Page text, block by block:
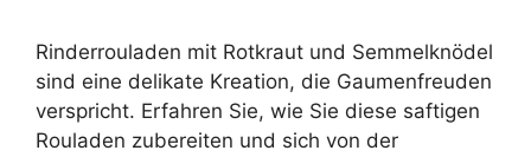
Rinderrouladen mit Rotkraut und Semmelknödel
sind eine delikate Kreation, die Gaumenfreuden
verspricht. Erfahren Sie, wie Sie diese saftigen
Rouladen zubereiten und sich von der